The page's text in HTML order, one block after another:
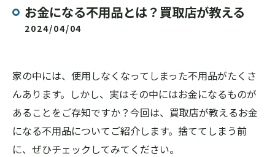
お金になる不用品とは？買取店が教える
2024/04/04
家の中には、使用しなくなってしまった不用品がたくさ
んあります。しかし、実はその中にはお金になるものが
あることをご存知ですか？今回は、買取店が教えるお金
になる不用品についてご紹介します。捨ててしまう前
に、ぜひチェックしてみてください。